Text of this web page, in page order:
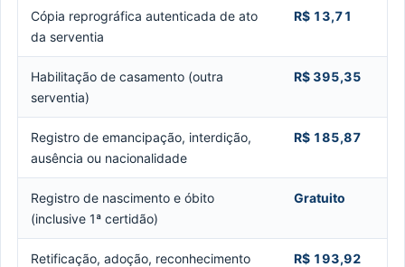
Cópia reprográfica autenticada de ato
da serventia
R$ 13,71
Habilitação de casamento (outra
serventia)
R$ 395,35
Registro de emancipação, interdição,
ausência ou nacionalidade
R$ 185,87
Registro de nascimento e óbito
(inclusive 1ª certidão)
Gratuito
Retificação, adoção, reconhecimento
R$ 193,92